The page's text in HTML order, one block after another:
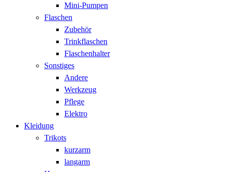
Mini-Pumpen
Flaschen
Zubehör
Trinkflaschen
Flaschenhalter
Sonstiges
Andere
Werkzeug
Pflege
Elektro
Kleidung
Trikots
kurzarm
langarm